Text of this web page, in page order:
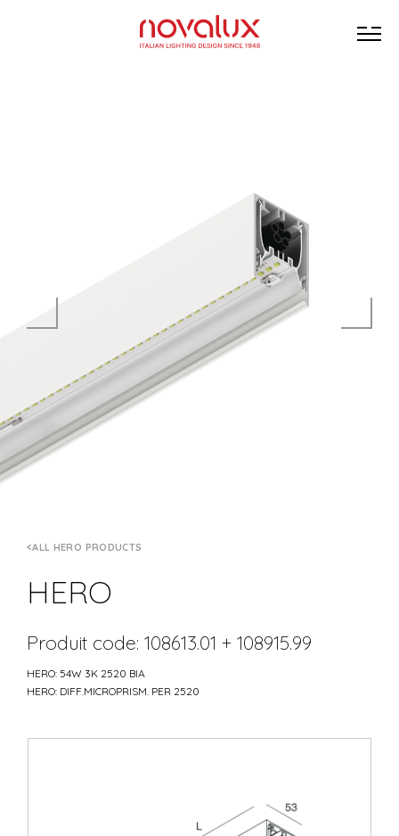
ALL HERO PRODUCTS
HERO
Produit code: 108613.01 + 108915.99
HERO: 54W 3K 2520 BIA
HERO: DIFF.MICROPRISM. PER 2520